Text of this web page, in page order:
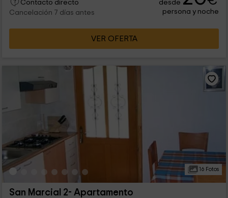
Contacto directo
Cancelación 7 días antes
desde
persona y noche
VER OFERTA
16 Fotos
San Marcial 2- Apartamento